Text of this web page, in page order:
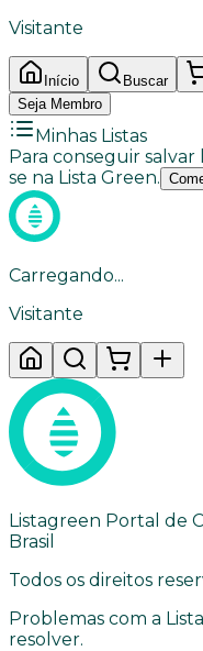
Visitante
Início Buscar
Seja Membro
Minhas Listas
Para conseguir salvar
se na Lista Green.
Carregando...
Visitante
Listagreen Portal de
Brasil
Todos os direitos
Problemas com a
resolver.